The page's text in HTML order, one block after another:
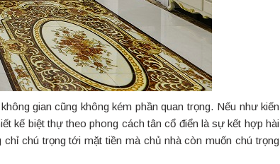
gian cũng không kém phần quan trọng. Nếu như kiến
kế biệt thự theo phong cách tân cổ điển là sự kết hợp hài
chú trọng tới mặt tiền mà chủ nhà còn muốn chú trọng